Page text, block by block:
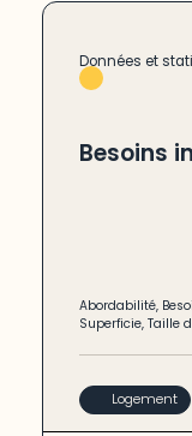
Données et
Besoins
Abordabilité,
Superficie,Taille
Logement